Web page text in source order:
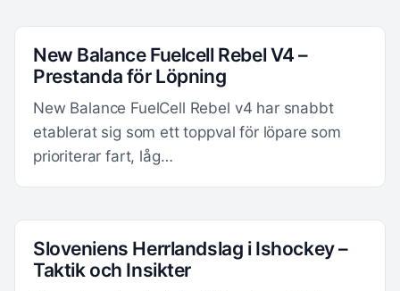
New Balance Fuelcell Rebel V4 –
Prestanda för Löpning
New Balance FuelCell Rebel v4 har snabbt
etablerat sig som ett toppval för löpare som
prioriterar fart, låg…
Sloveniens Herrlandslag i Ishockey –
Taktik och Insikter